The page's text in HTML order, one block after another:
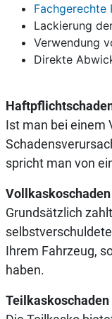
Fachgerechte
Lackierung
Verwendung
Direkte
Ist man bei einem
spricht man von
Vollkaskoschaden
Grundsätzlich
Ihrem Fahrzeug,
haben.
Teilkaskoschaden